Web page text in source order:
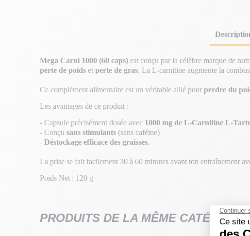
Mega Carni 1000 (60 caps) est conçu par la célèbre marque de
perte de poids et perte de gras. La L-carnitine augmente la
Ce complément alimentaire est un véritable allié pour perdre du
Les avantages de ce produit :
- Capsule précisément dosée avec 1000 mg de L-Carnitine L-
- Conçu sans stimulants (sans caféine)
- Déstockage efficace des graisses.
La prise se fait facilement 30 à 60 minutes avant ton entraînement
Poids Net : 120 g
PRODUITS DE LA MÊME CATÉGORIE